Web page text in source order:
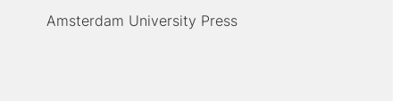
Amsterdam University Press